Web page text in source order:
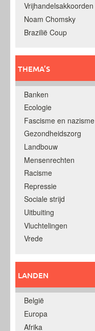
Vrijhandelsakkoorden
Noam Chomsky
Brazilië Coup
THEMA’S
Banken
Ecologie
Fascisme en nazisme
Gezondheidszorg
Landbouw
Mensenrechten
Racisme
Repressie
Sociale strijd
Uitbuiting
Vluchtelingen
Vrede
LANDEN
België
Europa
Afrika